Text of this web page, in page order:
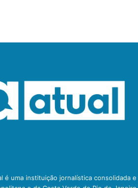
é uma instituição jornalística consolidada